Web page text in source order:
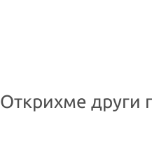
Открихме други